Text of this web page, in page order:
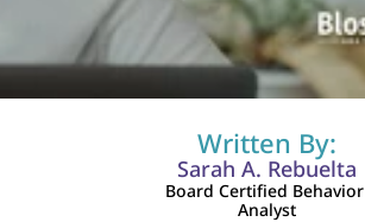
15 ago 2024
Written By:
Sarah A. Rebuelta
Board Certified Behavior
Analyst